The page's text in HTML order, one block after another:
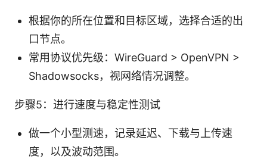
根据你的所在位置和目标区域，选择合适的出
口节点。
常用协议优先级：WireGuard > OpenVPN >
Shadowsocks，视网络情况调整。
步骤5：进行速度与稳定性测试
做一个小型测速，记录延迟、下载与上传速
度，以及波动范围。